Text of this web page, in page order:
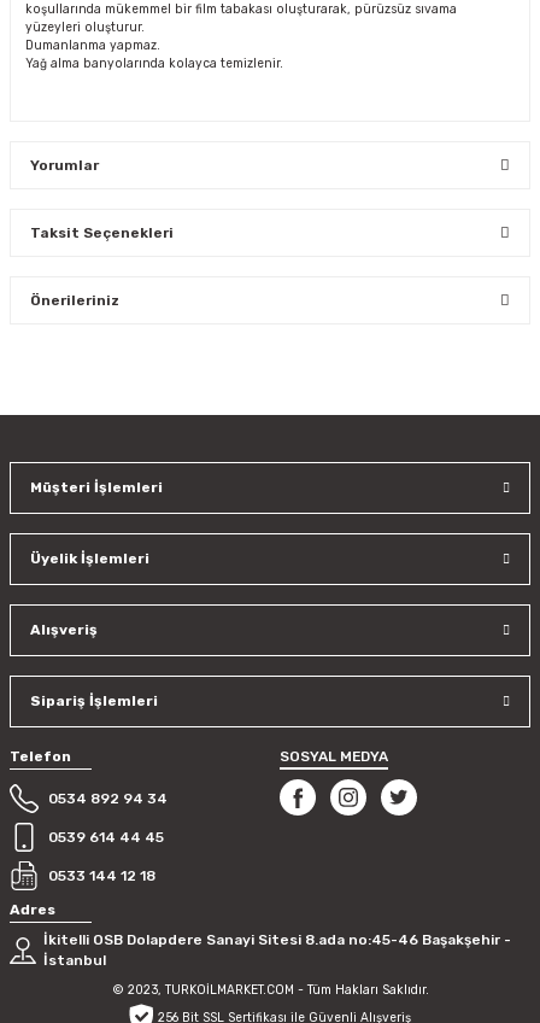
koşullarında mükemmel bir film tabakası oluşturarak, pürüzsüz sıvama
yüzeyleri oluşturur.
Dumanlanma yapmaz.
Yağ alma banyolarında kolayca temizlenir.
Yorumlar
Taksit Seçenekleri
Önerileriniz
Ürün resmi kalitesiz, bozuk veya görüntülenemiyor.
Ürün bilgilerinde hatalar bulunuyor.
Bu ürüne benzer farklı alternatifler olmalı.
Gönder
Müşteri İşlemleri
Üyelik İşlemleri
Alışveriş
Sipariş İşlemleri
Telefon
0534 892 94 34
0539 614 44 45
0533 144 12 18
SOSYAL MEDYA
Adres
İkitelli OSB Dolapdere Sanayi Sitesi 8.ada no:45-46 Başakşehir -
İstanbul
© 2023, TURKOİLMARKET.COM - Tüm Hakları Saklıdır.
256 Bit SSL Sertifikası ile Güvenli Alışveriş